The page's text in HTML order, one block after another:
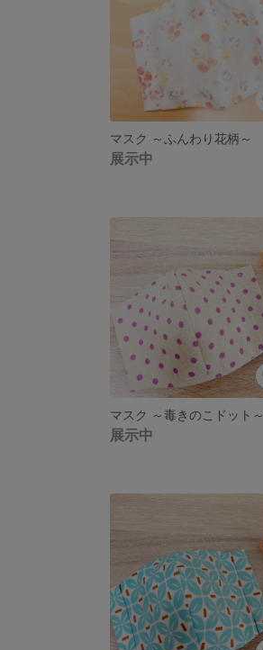
マスク ～ふんわり花柄～
展示中
マスク ～毒きのこドット～
展示中